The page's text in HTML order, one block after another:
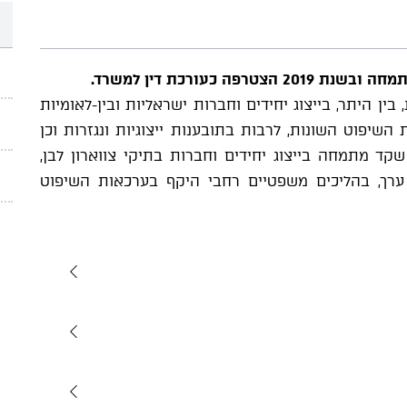
דין למשרד.
היתר, בייצוג יחידים וחברות ישראליות ובין-לאומיות
השונות, לרבות בתובענות ייצוגיות ונגזרות וכן
מתמחה בייצוג יחידים וחברות בתיקי צווארון לבן,
ערך, בהליכים משפטיים רחבי היקף בערכאות השיפוט